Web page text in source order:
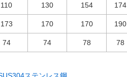
110 130 154 174
173 170 170 190
74 74 78 78
ステンレス鋼